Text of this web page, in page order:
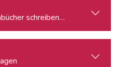
schreiben für